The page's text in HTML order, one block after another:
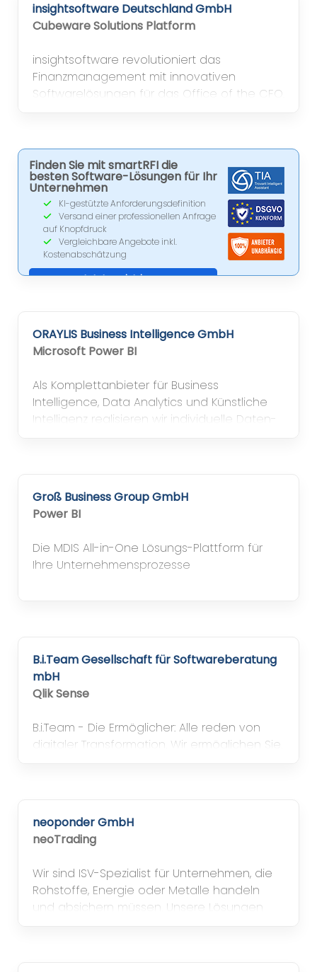
insightsoftware Deutschland GmbH
Cubeware Solutions Platform
insightsoftware revolutioniert das
Finanzmanagement mit innovativen
Softwarelösungen für das Office of the CFO.
Finden Sie mit smartRFI die
besten Software-Lösungen für Ihr
Unternehmen
KI-gestützte Anforderungsdefinition
Versand einer professionellen Anfrage
auf Knopfdruck
Vergleichbare Angebote inkl.
Kostenabschätzung
Jetzt registrieren
ORAYLIS Business Intelligence GmbH
Microsoft Power BI
Als Komplettanbieter für Business
Intelligence, Data Analytics und Künstliche
Intelligenz realisieren wir individuelle Daten-
Groß Business Group GmbH
Power BI
Die MDIS All-in-One Lösungs-Plattform für
Ihre Unternehmensprozesse
B.i.Team Gesellschaft für Softwareberatung
mbH
Qlik Sense
B.i.Team - Die Ermöglicher: Alle reden von
digitaler Transformation. Wir ermöglichen Sie.
neoponder GmbH
neoTrading
Wir sind ISV-Spezialist für Unternehmen, die
Rohstoffe, Energie oder Metalle handeln
und absichern müssen. Unsere Lösungen